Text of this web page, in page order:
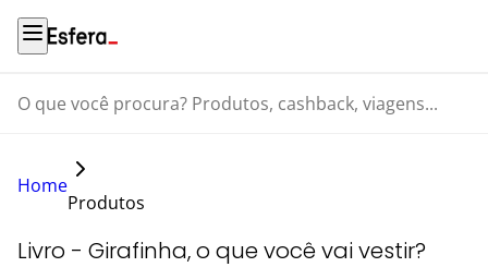
O que você procura? Produtos, cashback, viagens...
Home
Produtos
Livro - Girafinha, o que você vai vestir?